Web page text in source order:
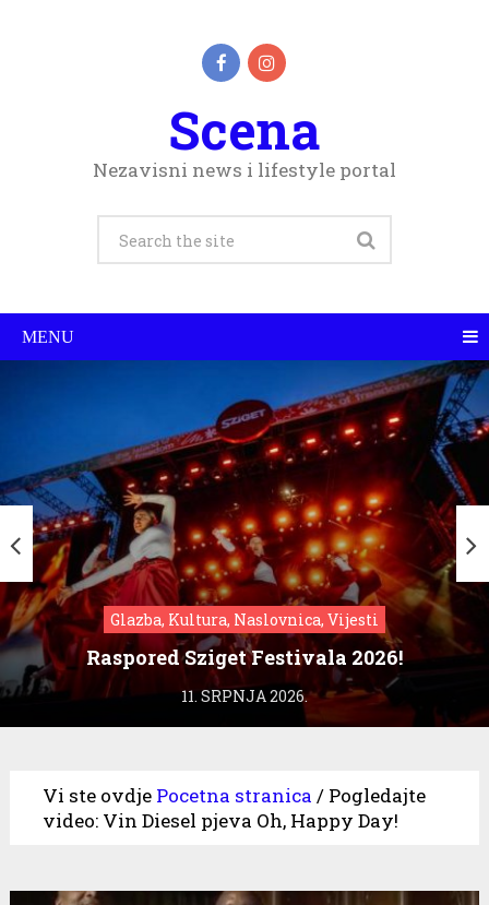
Scena
Nezavisni news i lifestyle portal
MENU
Glazba, Kultura, Naslovnica, Vijesti
Raspored Sziget Festivala 2026!
11. SRPNJA 2026.
Vi ste ovdje Pocetna stranica / Pogledajte
video: Vin Diesel pjeva Oh, Happy Day!